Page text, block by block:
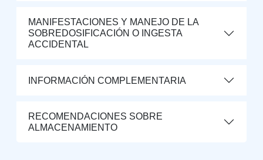
MANIFESTACIONES Y MANEJO DE LA
SOBREDOSIFICACIÓN O INGESTA
ACCIDENTAL
INFORMACIÓN COMPLEMENTARIA
RECOMENDACIONES SOBRE
ALMACENAMIENTO